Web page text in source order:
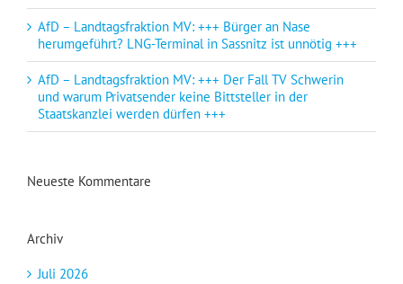
AfD – Landtagsfraktion MV: +++ Bürger an Nase
herumgeführt? LNG-Terminal in Sassnitz ist unnötig +++
AfD – Landtagsfraktion MV: +++ Der Fall TV Schwerin
und warum Privatsender keine Bittsteller in der
Staatskanzlei werden dürfen +++
Neueste Kommentare
Archiv
Juli 2026